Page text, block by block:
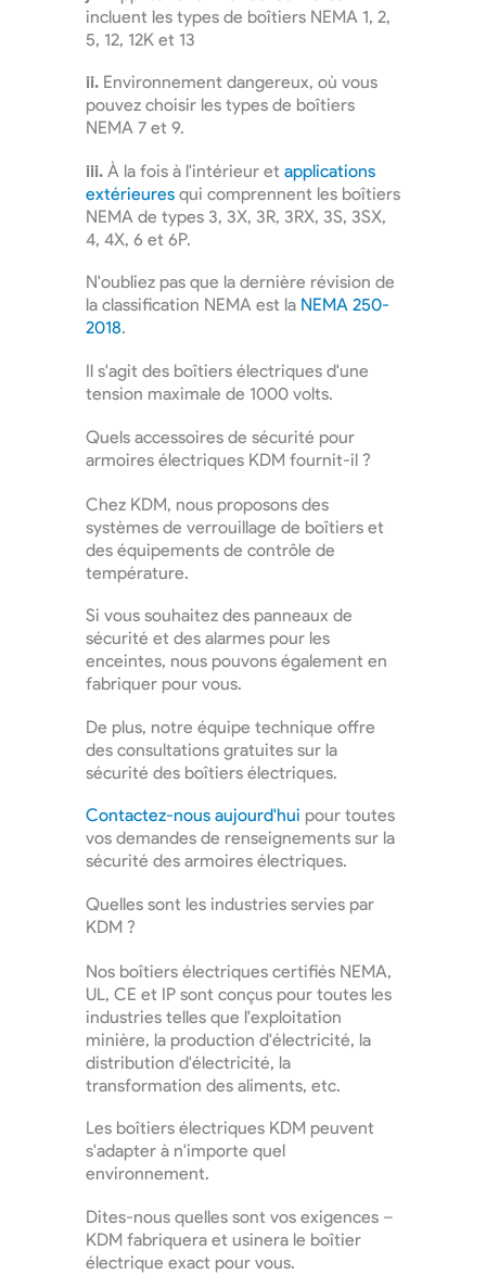
incluent les types de boîtiers NEMA 1, 2,
5, 12, 12K et 13
ii. Environnement dangereux, où vous
pouvez choisir les types de boîtiers
NEMA 7 et 9.
iii. À la fois à l'intérieur et applications
extérieures qui comprennent les boîtiers
NEMA de types 3, 3X, 3R, 3RX, 3S, 3SX,
4, 4X, 6 et 6P.
N'oubliez pas que la dernière révision de
la classification NEMA est la NEMA 250-
2018.
Il s'agit des boîtiers électriques d'une
tension maximale de 1000 volts.
Quels accessoires de sécurité pour
armoires électriques KDM fournit-il ?
Chez KDM, nous proposons des
systèmes de verrouillage de boîtiers et
des équipements de contrôle de
température.
Si vous souhaitez des panneaux de
sécurité et des alarmes pour les
enceintes, nous pouvons également en
fabriquer pour vous.
De plus, notre équipe technique offre
des consultations gratuites sur la
sécurité des boîtiers électriques.
Contactez-nous aujourd'hui pour toutes
vos demandes de renseignements sur la
sécurité des armoires électriques.
Quelles sont les industries servies par
KDM ?
Nos boîtiers électriques certifiés NEMA,
UL, CE et IP sont conçus pour toutes les
industries telles que l'exploitation
minière, la production d'électricité, la
distribution d'électricité, la
transformation des aliments, etc.
Les boîtiers électriques KDM peuvent
s'adapter à n'importe quel
environnement.
Dites-nous quelles sont vos exigences –
KDM fabriquera et usinera le boîtier
électrique exact pour vous.